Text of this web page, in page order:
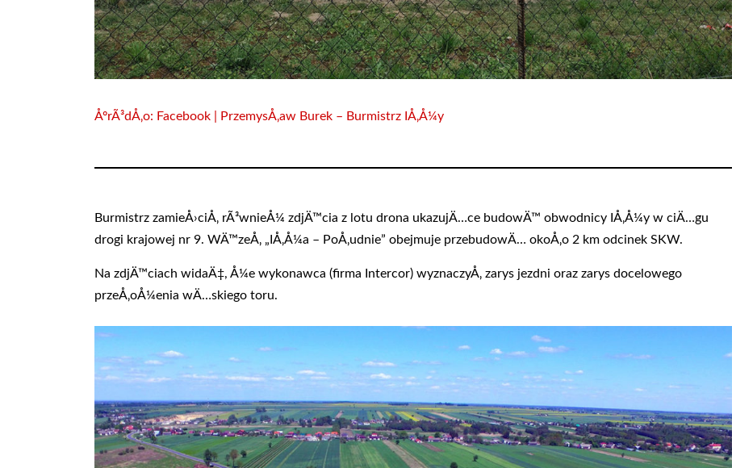
ÅºrÃ³dÅ‚o: Facebook | PrzemysÅ‚aw Burek – Burmistrz IÅ‚Å¼y
Burmistrz zamieÅ›ciÅ‚ rÃ³wnieÅ¼ zdjÄ™cia z lotu drona ukazujÄ…ce budowÄ™ obwodnicy IÅ‚Å¼y w ciÄ…gu
drogi krajowej nr 9. WÄ™zeÅ‚ „IÅ‚Å¼a – PoÅ‚udnie” obejmuje przebudowÄ… okoÅ‚o 2 km odcinek SKW.
Na zdjÄ™ciach widaÄ‡, Å¼e wykonawca (firma Intercor) wyznaczyÅ‚ zarys jezdni oraz zarys docelowego
przeÅ‚oÅ¼enia wÄ…skiego toru.